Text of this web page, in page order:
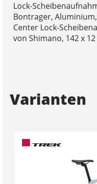
Lock-
Bontrager,
Center Lock-
von Shimano, 142 x
Varianten